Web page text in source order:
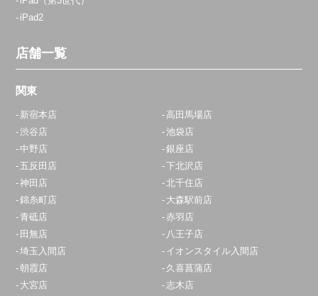
iPad2
店舗一覧
関東
新宿本店
高田馬場店
渋谷店
池袋店
中野店
銀座店
五反田店
下北沢店
神田店
北千住店
錦糸町店
大森駅前店
青砥店
赤羽店
田無店
八王子店
埼玉入間店
イオンスタイル入間店
朝霞店
久喜菖蒲店
大宮店
志木店